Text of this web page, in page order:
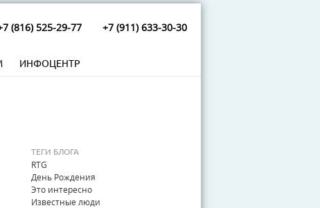
(816) 525-29-77 +7 (911) 633-30-30
ИНФОЦЕНТР
ТЕГИ БЛОГА
RTG
День Рождения
Это интересно
Известные люди